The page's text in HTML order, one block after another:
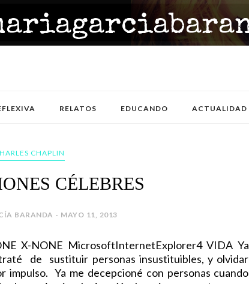
RELATOS EDUCANDO ACTUALIDAD
CHAPLIN
CÉLEBRES
BARANDA - MAYO 11, 2013
X-NONE MicrosoftInternetExplorer4 VIDA Ya
de sustituir personas insustituibles, y olvidar
impulso. Ya me decepcioné con personas cuando